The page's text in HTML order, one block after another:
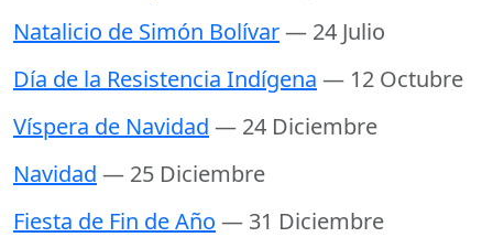
Natalicio de Simón Bolívar— 24 Julio
Día de la Resistencia Indígena — 12 Octubre
Víspera de Navidad — 24 Diciembre
Navidad — 25 Diciembre
Fiesta de Fin de Año — 31 Diciembre